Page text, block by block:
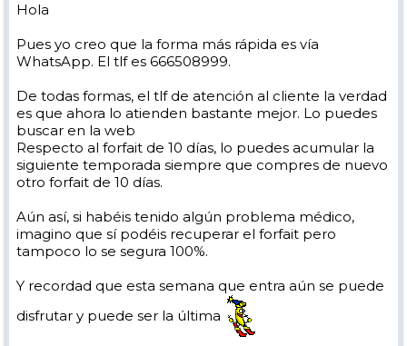
Hola
Pues yo creo que la forma más rápida es vía
WhatsApp. El tlf es 666508999.
De todas formas, el tlf de atención al cliente la verdad
es que ahora lo atienden bastante mejor. Lo puedes
buscar en la web
Respecto al forfait de 10 días, lo puedes acumular la
siguiente temporada siempre que compres de nuevo
otro forfait de 10 días.
Aún así, si habéis tenido algún problema médico,
imagino que sí podéis recuperar el forfait pero
tampoco lo se segura 100%.
Y recordad que esta semana que entra aún se puede
disfrutar y puede ser la última